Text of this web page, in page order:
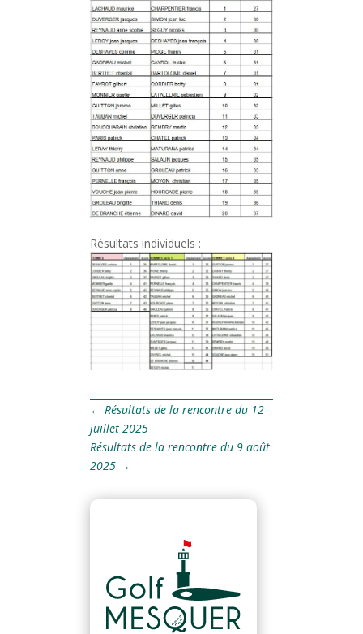
Résultats individuels :
← Résultats de la rencontre du 12
juillet 2025
Résultats de la rencontre du 9 août
2025→